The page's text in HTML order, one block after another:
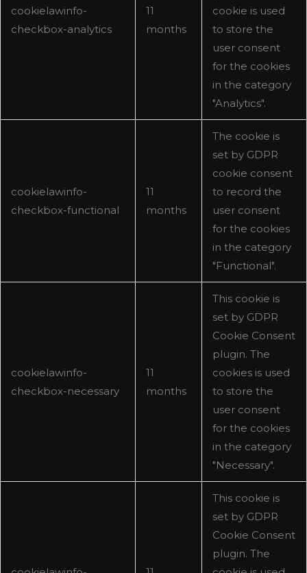
cookielawinfo-
checkbox-analytics
11
months
cookie is used
to store the
user consent
for the cookies
in the category
"Analytics".
cookielawinfo-
checkbox-functional
11
months
The cookie is
set by GDPR
cookie consent
to record the
user consent
for the cookies
in the category
"Functional".
cookielawinfo-
checkbox-necessary
11
months
This cookie is
set by GDPR
Cookie Consent
plugin. The
cookies is used
to store the
user consent
for the cookies
in the category
"Necessary".
This cookie is
set by GDPR
Cookie Consent
plugin. The